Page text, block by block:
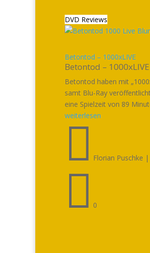
DVD Reviews
Betontod – 1000xLIVE
Betontod – 1000xLIVE
Betontod haben mit
samt Blu-Ray
eine Spielzeit von 89
weiterlesen
 Florian Puschke |
 0